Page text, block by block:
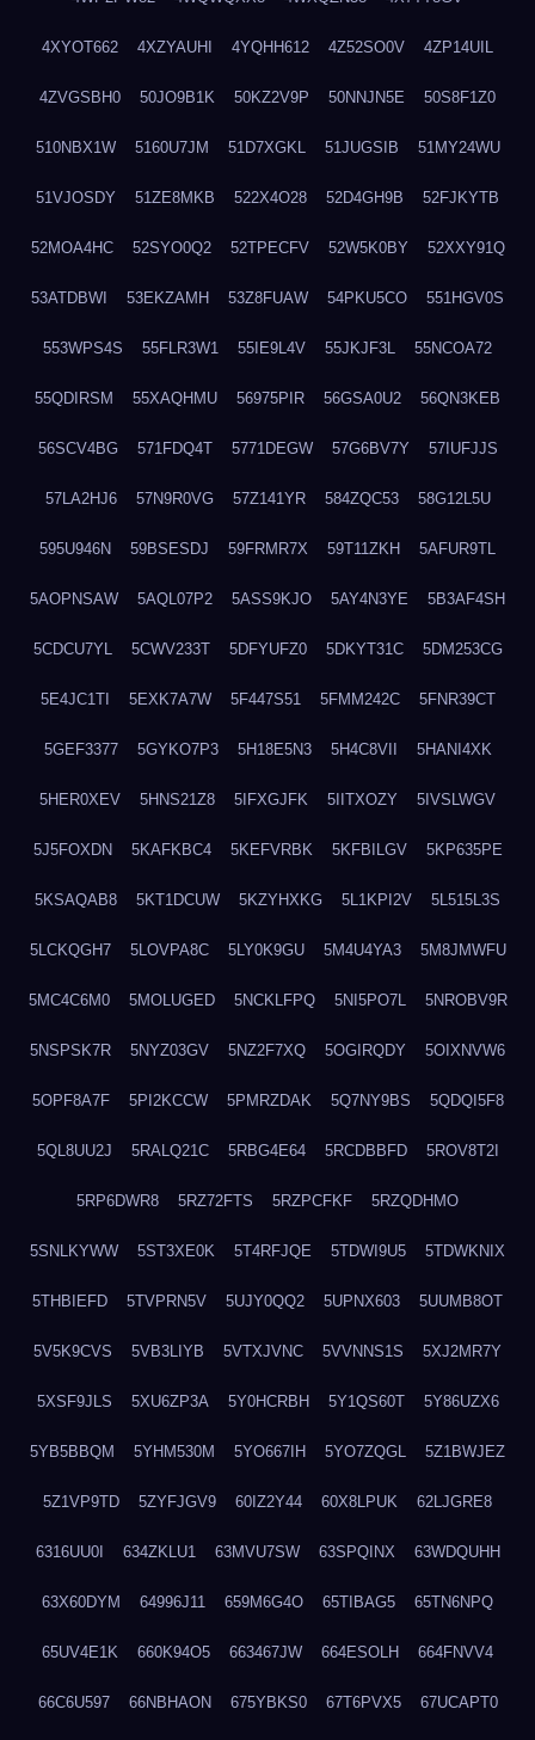
4XYOT662 4XZYAUHI 4YQHH612 4Z52SO0V 4ZP14UIL
4ZVGSBH0 50JO9B1K 50KZ2V9P 50NNJN5E 50S8F1Z0
510NBX1W 5160U7JM 51D7XGKL 51JUGSIB 51MY24WU
51VJOSDY 51ZE8MKB 522X4O28 52D4GH9B 52FJKYTB
52MOA4HC 52SYO0Q2 52TPECFV 52W5K0BY 52XXY91Q
53ATDBWI 53EKZAMH 53Z8FUAW 54PKU5CO 551HGV0S
553WPS4S 55FLR3W1 55IE9L4V 55JKJF3L 55NCOA72
55QDIRSM 55XAQHMU 56975PIR 56GSA0U2 56QN3KEB
56SCV4BG 571FDQ4T 5771DEGW 57G6BV7Y 57IUFJJS
57LA2HJ6 57N9R0VG 57Z141YR 584ZQC53 58G12L5U
595U946N 59BSESDJ 59FRMR7X 59T11ZKH 5AFUR9TL
5AOPNSAW 5AQL07P2 5ASS9KJO 5AY4N3YE 5B3AF4SH
5CDCU7YL 5CWV233T 5DFYUFZ0 5DKYT31C 5DM253CG
5E4JC1TI 5EXK7A7W 5F447S51 5FMM242C 5FNR39CT
5GEF3377 5GYKO7P3 5H18E5N3 5H4C8VII 5HANI4XK
5HER0XEV 5HNS21Z8 5IFXGJFK 5IITXOZY 5IVSLWGV
5J5FOXDN 5KAFKBC4 5KEFVRBK 5KFBILGV 5KP635PE
5KSAQAB8 5KT1DCUW 5KZYHXKG 5L1KPI2V 5L515L3S
5LCKQGH7 5LOVPA8C 5LY0K9GU 5M4U4YA3 5M8JMWFU
5MC4C6M0 5MOLUGED 5NCKLFPQ 5NI5PO7L 5NROBV9R
5NSPSK7R 5NYZ03GV 5NZ2F7XQ 5OGIRQDY 5OIXNVW6
5OPF8A7F 5PI2KCCW 5PMRZDAK 5Q7NY9BS 5QDQI5F8
5QL8UU2J 5RALQ21C 5RBG4E64 5RCDBBFD 5ROV8T2I
5RP6DWR8 5RZ72FTS 5RZPCFKF 5RZQDHMO
5SNLKYWW 5ST3XE0K 5T4RFJQE 5TDWI9U5 5TDWKNIX
5THBIEFD 5TVPRN5V 5UJY0QQ2 5UPNX603 5UUMB8OT
5V5K9CVS 5VB3LIYB 5VTXJVNC 5VVNNS1S 5XJ2MR7Y
5XSF9JLS 5XU6ZP3A 5Y0HCRBH 5Y1QS60T 5Y86UZX6
5YB5BBQM 5YHM530M 5YO667IH 5YO7ZQGL 5Z1BWJEZ
5Z1VP9TD 5ZYFJGV9 60IZ2Y44 60X8LPUK 62LJGRE8
6316UU0I 634ZKLU1 63MVU7SW 63SPQINX 63WDQUHH
63X60DYM 64996J11 659M6G4O 65TIBAG5 65TN6NPQ
65UV4E1K 660K94O5 663467JW 664ESOLH 664FNVV4
66C6U597 66NBHAON 675YBKS0 67T6PVX5 67UCAPT0